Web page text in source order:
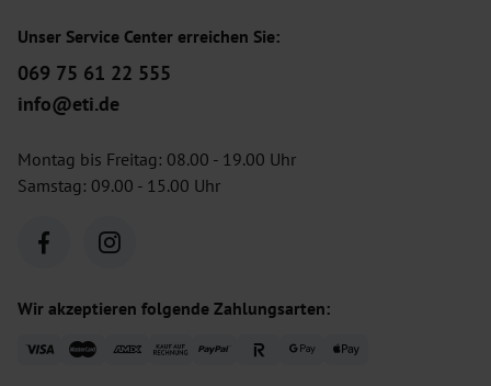
Unser Service Center erreichen Sie:
069 75 61 22 555
info@eti.de
Montag bis Freitag: 08.00 - 19.00 Uhr
Samstag: 09.00 - 15.00 Uhr
Wir akzeptieren folgende Zahlungsarten: